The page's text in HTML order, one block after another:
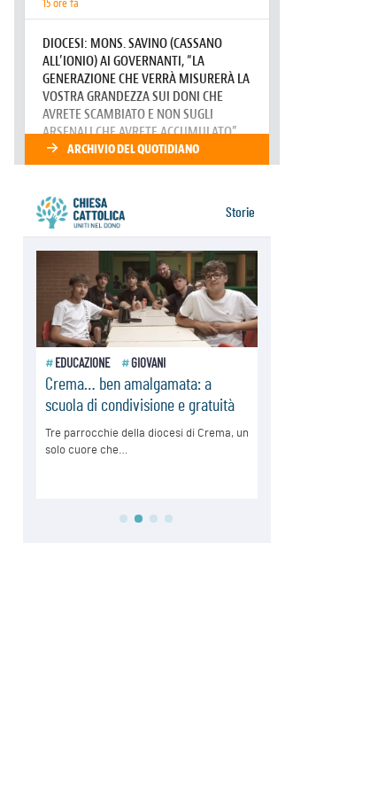
Fra Marco Vianelli: alla scuola di
san Francesco per imparare il
Vangelo della pace
06.08.2026
Hiroshima, ad 81 anni dalla bomba
resta alto il richiamo al disarmo
mondiale